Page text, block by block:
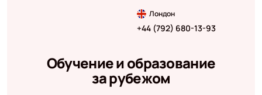
Лондон
+44 (792) 680-13-93
Обучение и образование
за рубежом